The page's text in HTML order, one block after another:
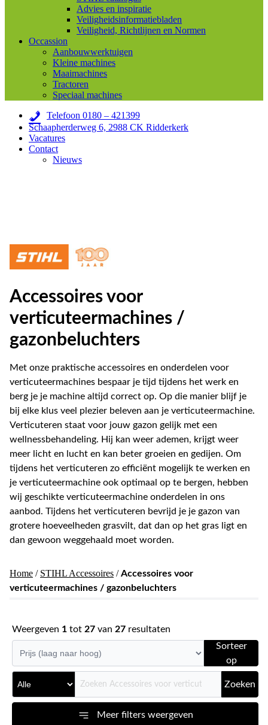
Advies en inspiratie
Veiligheidsinformatiebladen
Veiligheid, Richtlijnen en Normen
Occassion
Aanbouwwerktuigen
Kleine machines
Maaimachines
Tractoren
Speciaal machines
Telefoon 0180 – 421399
Schaapherderweg 6, 2988 CK Ridderkerk
Vacatures
Contact
Nieuws
Accessoires voor
verticuteermachines /
gazonbeluchters
Met onze praktische accessoires en onderdelen voor
verticuteermachines bespaar je tijd tijdens het werk en
berg je je machine altijd correct op. Op die manier blijf je
bij elke klus veel plezier beleven aan je verticuteermachine.
Verticuteren staat voor jouw gazon gelijk met een
wellnessbehandeling. Hij kan weer ademen, krijgt weer
meer licht en lucht en kan beter groeien en gedijen. Om
tijdens het verticuteren zo efficiënt mogelijk te werken en
je verticuteermachine ook optimaal op te bergen, hebben
wij geschikte verticuteermachine onderdelen in ons
aanbod. Tijdens het verticuteren bevrijd je je gazon van
grotere hoeveelheden grasvilt, dat dan op het gras ligt en
dan gewoon weggehaald moet worden.
Home / STIHL Accessoires /Accessoires voor
verticuteermachines / gazonbeluchters
Weergeven 1 tot 27 van 27 resultaten
Sorteer
op
Zoeken
Meer filters weergeven